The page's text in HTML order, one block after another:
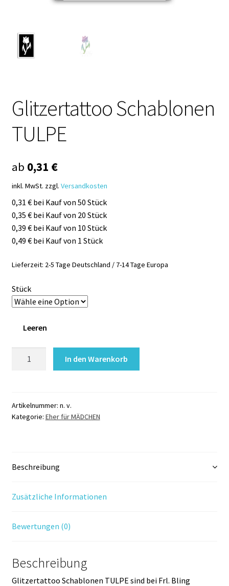
Vertrag widerrufen
Warenkorb
Widerrufsbelehrung / Muster-Widerrufsformular
Glitzertattoo Schablonen
TULPE
ab 0,31 €
inkl. MwSt. zzgl. Versandkosten
0,31 € bei Kauf von 50 Stück
0,35 € bei Kauf von 20 Stück
0,39 € bei Kauf von 10 Stück
0,49 € bei Kauf von 1 Stück
Lieferzeit: 2-5 Tage Deutschland / 7-14 Tage Europa
Stück
Leeren
In den Warenkorb
Artikelnummer: n. v.
Kategorie: Eher für MÄDCHEN
Beschreibung
Zusätzliche Informationen
Bewertungen (0)
Beschreibung
Glitzertattoo Schablonen TULPE sind bei Frl. Bling